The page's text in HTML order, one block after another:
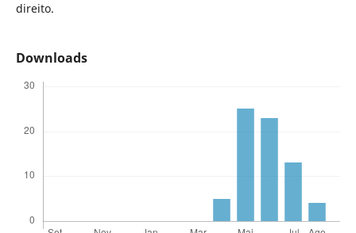
direito.
Downloads